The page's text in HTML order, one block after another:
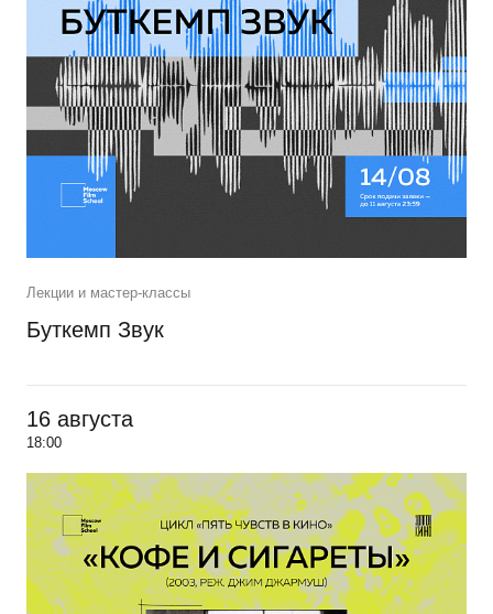
Лекции и мастер-классы
Буткемп Звук
16 августа
18:00